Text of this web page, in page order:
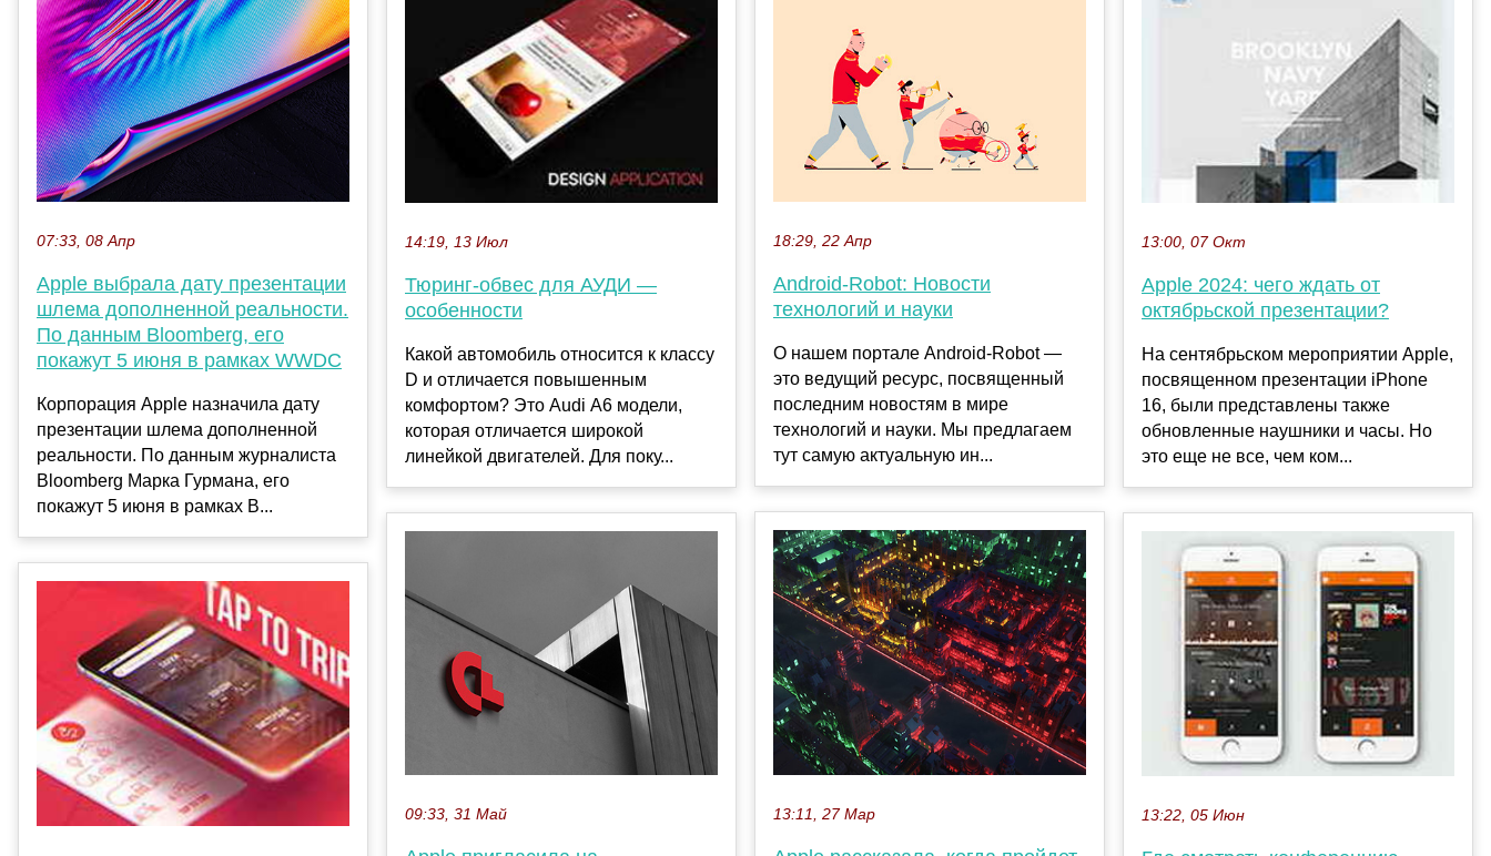
07:33, 08 Апр
Apple выбрала дату презентации
шлема дополненной реальности.
По данным Bloomberg, его
покажут 5 июня в рамках WWDC
Корпорация Apple назначила дату
презентации шлема дополненной
реальности. По данным журналиста
Bloomberg Марка Гурмана, его
покажут 5 июня в рамках В...
14:19, 13 Июл
Тюринг-обвес для АУДИ —
особенности
Какой автомобиль относится к классу
D и отличается повышенным
комфортом? Это Audi А6 модели,
которая отличается широкой
линейкой двигателей. Для поку...
09:33, 31 Май
18:29, 22 Апр
Android-Robot: Новости
технологий и науки
О нашем портале Android-Robot —
это ведущий ресурс, посвященный
последним новостям в мире
технологий и науки. Мы предлагаем
тут самую актуальную ин...
13:11, 27 Мар
13:00, 07 Окт
Apple 2024: чего ждать от
октябрьской презентации?
На сентябрьском мероприятии Apple,
посвященном презентации iPhone
16, были представлены также
обновленные наушники и часы. Но
это еще не все, чем ком...
13:22, 05 Июн